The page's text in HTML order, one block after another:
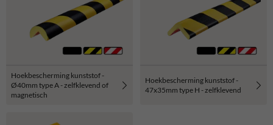
Hoekbescherming kunststof -
Ø40mm type A - zelfklevend of
magnetisch
Hoekbescherming kunststof -
47x35mm type H - zelfklevend